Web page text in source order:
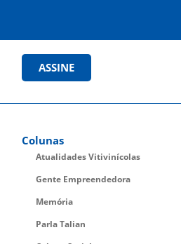
ASSINE
Colunas
Atualidades Vitivinícolas
Gente Empreendedora
Memória
Parla Talian